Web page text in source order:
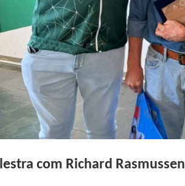
com Richard Rasmussen